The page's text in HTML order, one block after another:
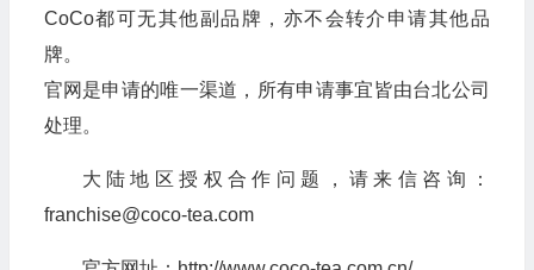
CoCo都可无其他副品牌，亦不会转介申请其他品
牌。
官网是申请的唯一渠道，所有申请事宜皆由台北公司
处理。
大陆地区授权合作问题，请来信咨询：
franchise@coco-tea.com